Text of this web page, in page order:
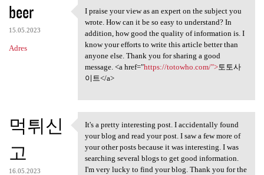
beer
15.05.2023
Adres
I praise your view as an
I praise your view as an expert on the subject you
wrote. How can it be so easy to understand? In
addition, how good the quality of information is. I
know your efforts to write this article better than
anyone else. Thank you for sharing a good
message. <a href="https://totowho.com/">토토사
이트</a>
먹튀신
고
16.05.2023
It's a pretty interesting
It's a pretty interesting post. I accidentally found
your blog and read your post. I saw a few more of
your other posts because it was interesting. I was
searching several blogs to get good information.
I'm very lucky to find your blog. Thank you for the